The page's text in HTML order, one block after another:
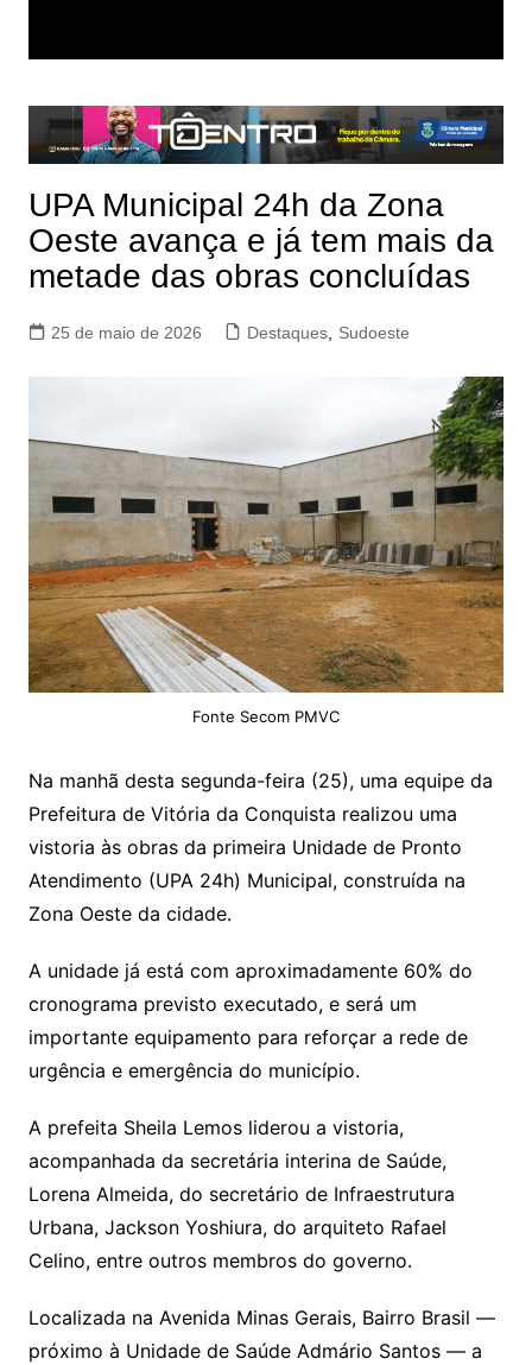
UPA Municipal 24h da Zona
Oeste avança e já tem mais da
metade das obras concluídas
25 de maio de 2026 Destaques, Sudoeste
Fonte Secom PMVC
Na manhã desta segunda-feira (25), uma equipe da
Prefeitura de Vitória da Conquista realizou uma
vistoria às obras da primeira Unidade de Pronto
Atendimento (UPA 24h) Municipal, construída na
Zona Oeste da cidade.
A unidade já está com aproximadamente 60% do
cronograma previsto executado, e será um
importante equipamento para reforçar a rede de
urgência e emergência do município.
A prefeita Sheila Lemos liderou a vistoria,
acompanhada da secretária interina de Saúde,
Lorena Almeida, do secretário de Infraestrutura
Urbana, Jackson Yoshiura, do arquiteto Rafael
Celino, entre outros membros do governo.
Localizada na Avenida Minas Gerais, Bairro Brasil —
próximo à Unidade de Saúde Admário Santos — a